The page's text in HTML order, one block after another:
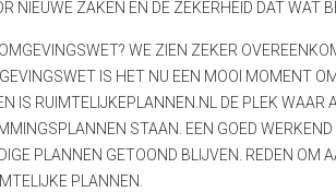
NIEUWE ZAKEN EN DE ZEKERHEID DAT WAT
WE ZIEN ZEKER
IS HET NU EEN MOOI MOMENT
IS RUIMTELIJKEPLANNEN.NL DE PLEK WAAR
STAAN. EEN GOED WERKEND
PLANNEN GETOOND BLIJVEN. REDEN OM
PLANNEN.